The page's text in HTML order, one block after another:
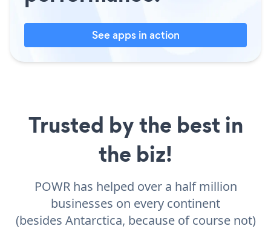
See apps in action
Trusted by the best in
the biz!
POWR has helped over a half million
businesses on every continent
(besides Antarctica, because of course not)